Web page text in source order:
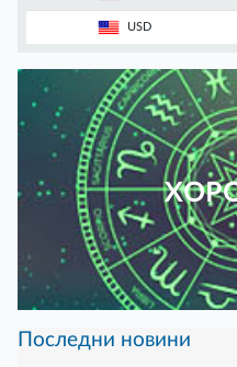
USD
Последни новини